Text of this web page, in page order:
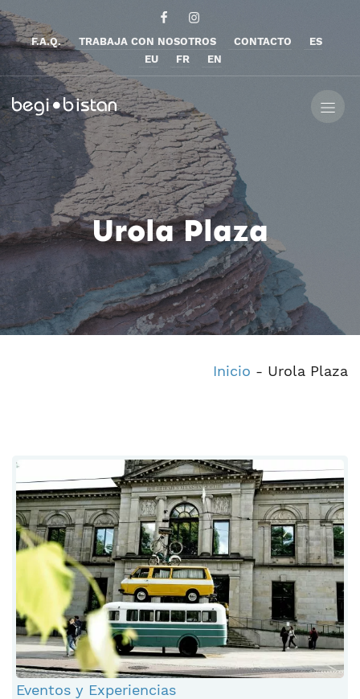
F.A.Q. TRABAJA CON NOSOTROS CONTACTO
ES
EU
FR EN
Urola Plaza
Inicio - Urola Plaza
Eventos y Experiencias